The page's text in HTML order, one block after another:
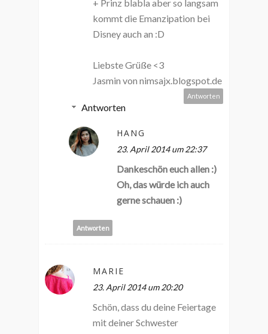
+ Prinz blabla aber so langsam
kommt die Emanzipation bei
Disney auch an :D
Liebste Grüße <3
Jasmin von nimsajx.blogspot.de
Antworten
Antworten
HANG
23. April 2014 um 22:37
Dankeschön euch allen :)
Oh, das würde ich auch
gerne schauen :)
Antworten
MARIE
23. April 2014 um 20:20
Schön, dass du deine Feiertage
mit deiner Schwester